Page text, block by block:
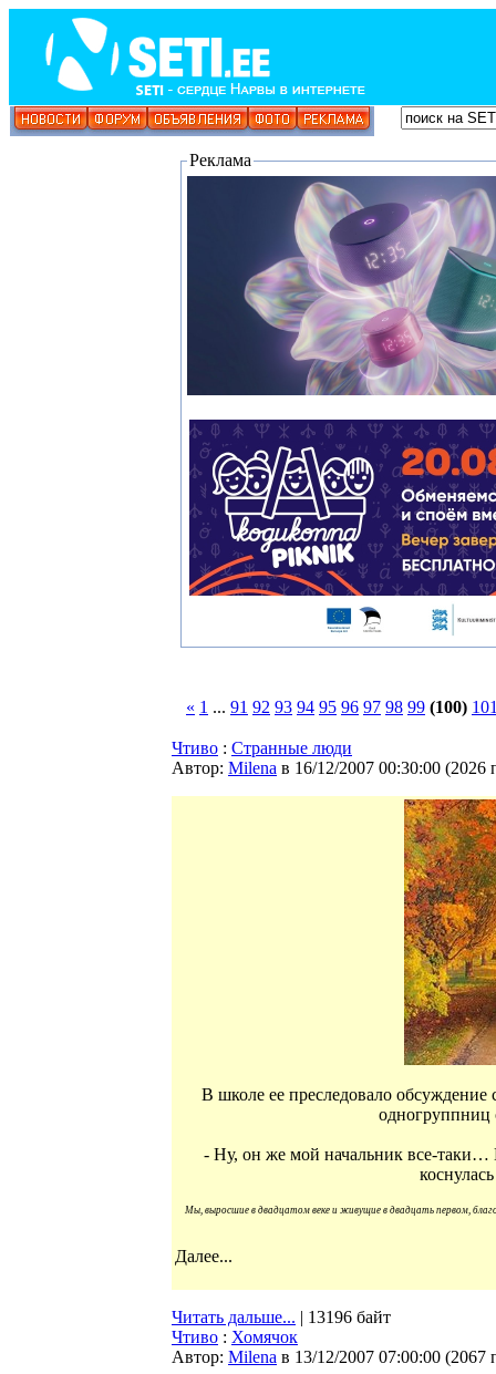
Реклама
« 1 ... 91 92 93 94 95 96 97 98 99 (100)
Чтиво : Странные люди
Автор: Milena в 16/12/2007 00:30:00 (2026
В школе ее преследовало обсуждение
одногруппниц
- Ну, он же мой начальник все-таки…
Мы, выросшие в двадцатом веке и живущие в двадцать первом,
Далее...
Читать дальше... | 13196 байт
Чтиво : Хомячок
Автор: Milena в 13/12/2007 07:00:00 (2067